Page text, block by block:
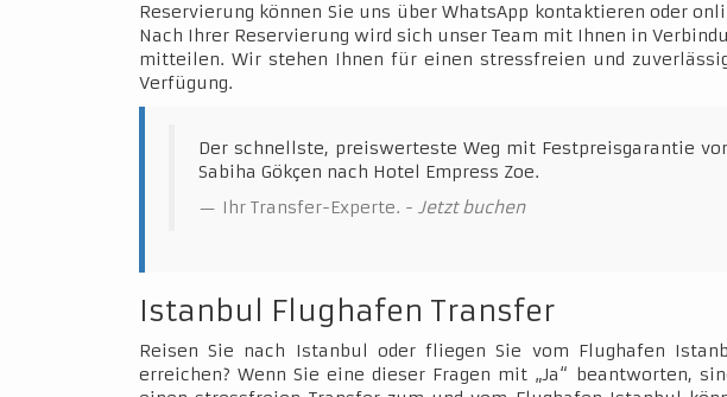
Reservierung können Sie uns über WhatsApp kontaktieren oder
Nach Ihrer Reservierung wird sich unser Team mit Ihnen in
mitteilen. Wir stehen Ihnen für einen stressfreien und
Verfügung.
Der schnellste, preiswerteste Weg mit Festpreisgarantie
Sabiha Gökçen nach Hotel Empress Zoe.
Ihr Transfer-Experte. - Jetzt buchen
Istanbul Flughafen Transfer
Reisen Sie nach Istanbul oder fliegen Sie vom Flughafen
erreichen? Wenn Sie eine dieser Fragen mit „Ja“ beantworten,